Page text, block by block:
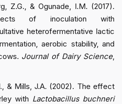
Z.G., & Ogunade, I.M. (2017).
of inoculation with
heterofermentative lactic
aerobic stability, and
Journal of Dairy Science,
& Mills, J.A. (2002). The effect
with Lactobacillus buchneri